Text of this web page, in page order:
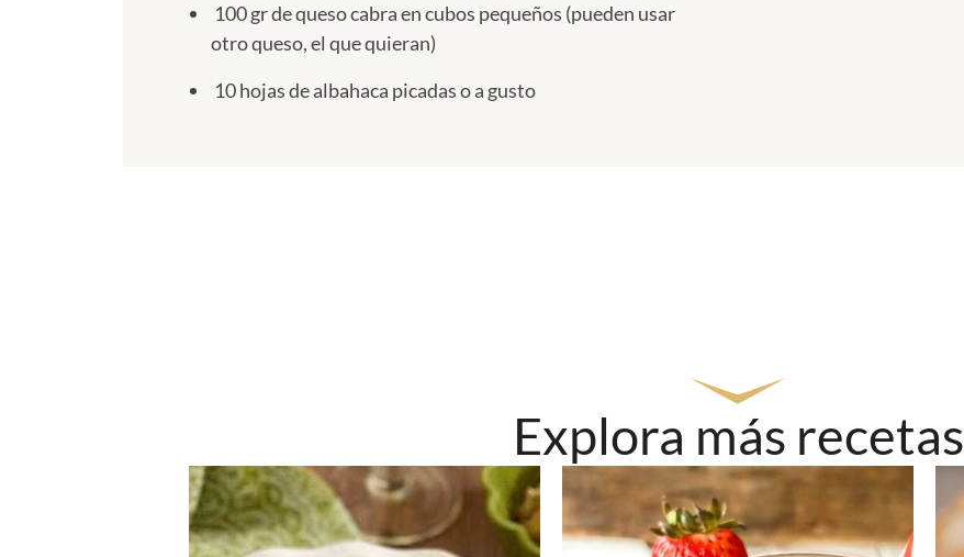
100 gr de queso cabra en cubos pequeños (pueden usar
otro queso, el que quieran)
10 hojas de albahaca picadas o a gusto
Explora más recetas